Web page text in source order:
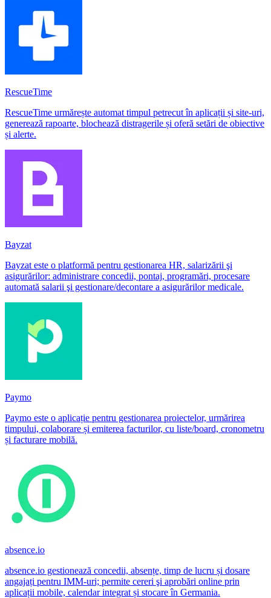
RescueTime
RescueTime urmărește automat timpul petrecut în aplicații și site‑uri,
generează rapoarte, blochează distragerile și oferă setări de obiective
și alerte.
Bayzat
Bayzat este o platformă pentru gestionarea HR, salarizării şi
asigurărilor: administrare concedii, pontaj, programări, procesare
automată salarii şi gestionare/decontare a asigurărilor medicale.
Paymo
Paymo este o aplicație pentru gestionarea proiectelor, urmărirea
timpului, colaborare și emiterea facturilor, cu liste/board, cronometru
și facturare mobilă.
absence.io
absence.io gestionează concedii, absențe, timp de lucru și dosare
angajați pentru IMM-uri; permite cereri şi aprobări online prin
aplicații mobile, calendar integrat și stocare în Germania.